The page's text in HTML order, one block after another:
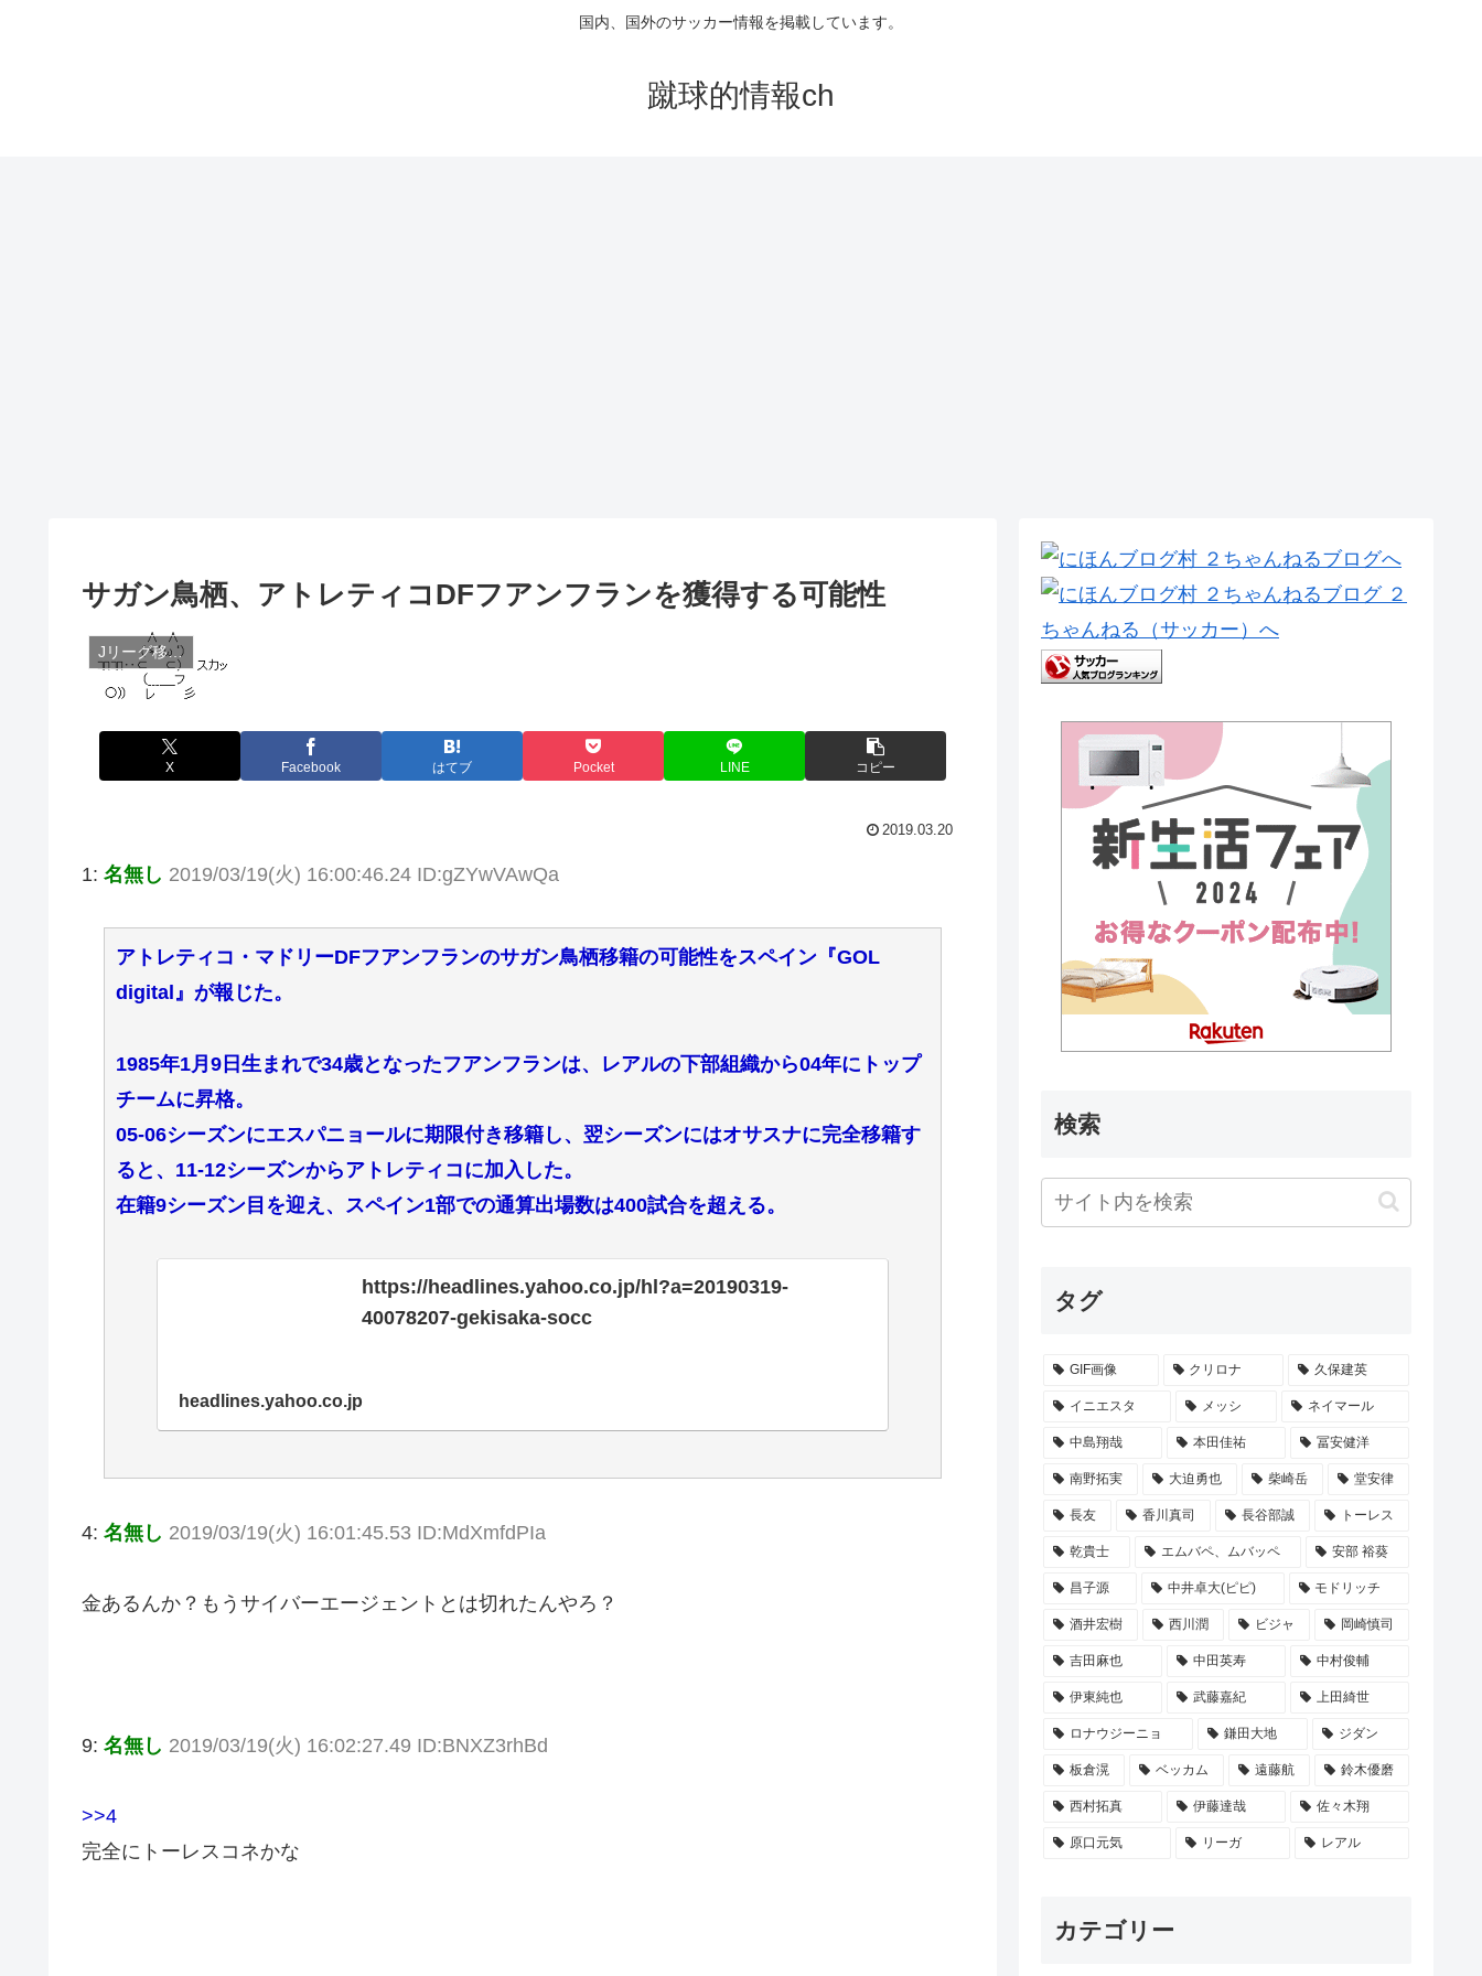
国内、国外のサッカー情報を掲載しています。
蹴球的情報ch
サガン鳥栖、アトレティコDFフアンフランを獲得する可能性
Jリーグ移籍関連
X Facebook はてブ Pocket LINE コピー
2019.03.20
1: 名無し 2019/03/19(火) 16:00:46.24 ID:gZYwVAwQa
アトレティコ・マドリーDFフアンフランのサガン鳥栖移籍の可能性をスペイン『GOL
digital』が報じた。
1985年1月9日生まれで34歳となったフアンフランは、レアルの下部組織から04年にトップ
チームに昇格。
05-06シーズンにエスパニョールに期限付き移籍し、翌シーズンにはオサスナに完全移籍す
ると、11-12シーズンからアトレティコに加入した。
在籍9シーズン目を迎え、スペイン1部での通算出場数は400試合を超える。
https://headlines.yahoo.co.jp/hl?a=20190319-
40078207-gekisaka-socc
headlines.yahoo.co.jp
4: 名無し 2019/03/19(火) 16:01:45.53 ID:MdXmfdPIa
金あるんか？もうサイバーエージェントとは切れたんやろ？
9: 名無し 2019/03/19(火) 16:02:27.49 ID:BNXZ3rhBd
>>4
完全にトーレスコネかな
検索
タグ
GIF画像 クリロナ 久保建英
イニエスタ メッシ ネイマール
中島翔哉 本田佳祐 冨安健洋
南野拓実 大迫勇也 柴崎岳 堂安律
長友 香川真司 長谷部誠 トーレス
乾貴士 エムバペ、ムバッペ 安部 裕葵
昌子源 中井卓大(ピピ) モドリッチ
酒井宏樹 西川潤 ビジャ 岡崎慎司
吉田麻也 中田英寿 中村俊輔
伊東純也 武藤嘉紀 上田綺世
ロナウジーニョ 鎌田大地 ジダン
板倉滉 ベッカム 遠藤航 鈴木優磨
西村拓真 伊藤達哉 佐々木翔
原口元気 リーガ レアル
カテゴリー